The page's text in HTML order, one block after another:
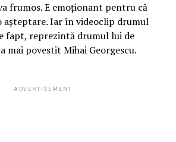
frumos. E emoționant pentru că
așteptare. Iar în videoclip drumul
fapt, reprezintă drumul lui de
mai povestit Mihai Georgescu.
ADVERTISEMENT